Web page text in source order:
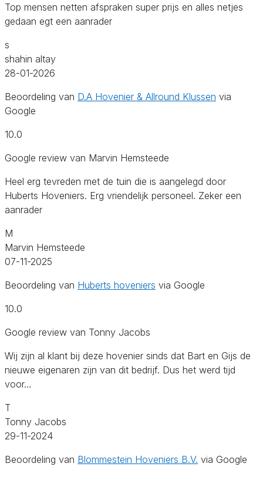
Top mensen netten afspraken super prijs en alles netjes
gedaan egt een aanrader
s
shahin altay
28-01-2026
Beoordeling van D.A Hovenier & Allround Klussen via
Google
10.0
Google review van Marvin Hemsteede
Heel erg tevreden met de tuin die is aangelegd door
Huberts Hoveniers. Erg vriendelijk personeel. Zeker een
aanrader
M
Marvin Hemsteede
07-11-2025
Beoordeling van Huberts hoveniers via Google
10.0
Google review van Tonny Jacobs
Wij zijn al klant bij deze hovenier sinds dat Bart en Gijs de
nieuwe eigenaren zijn van dit bedrijf. Dus het werd tijd
voor…
T
Tonny Jacobs
29-11-2024
Beoordeling van Blommestein Hoveniers B.V. via Google